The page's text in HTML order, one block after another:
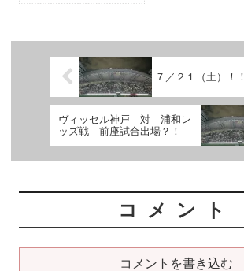
７／２１（土）！！
ヴィッセル神戸 対 浦和レ
ッズ戦 前座試合出場？！
コメント
コメントを書き込む